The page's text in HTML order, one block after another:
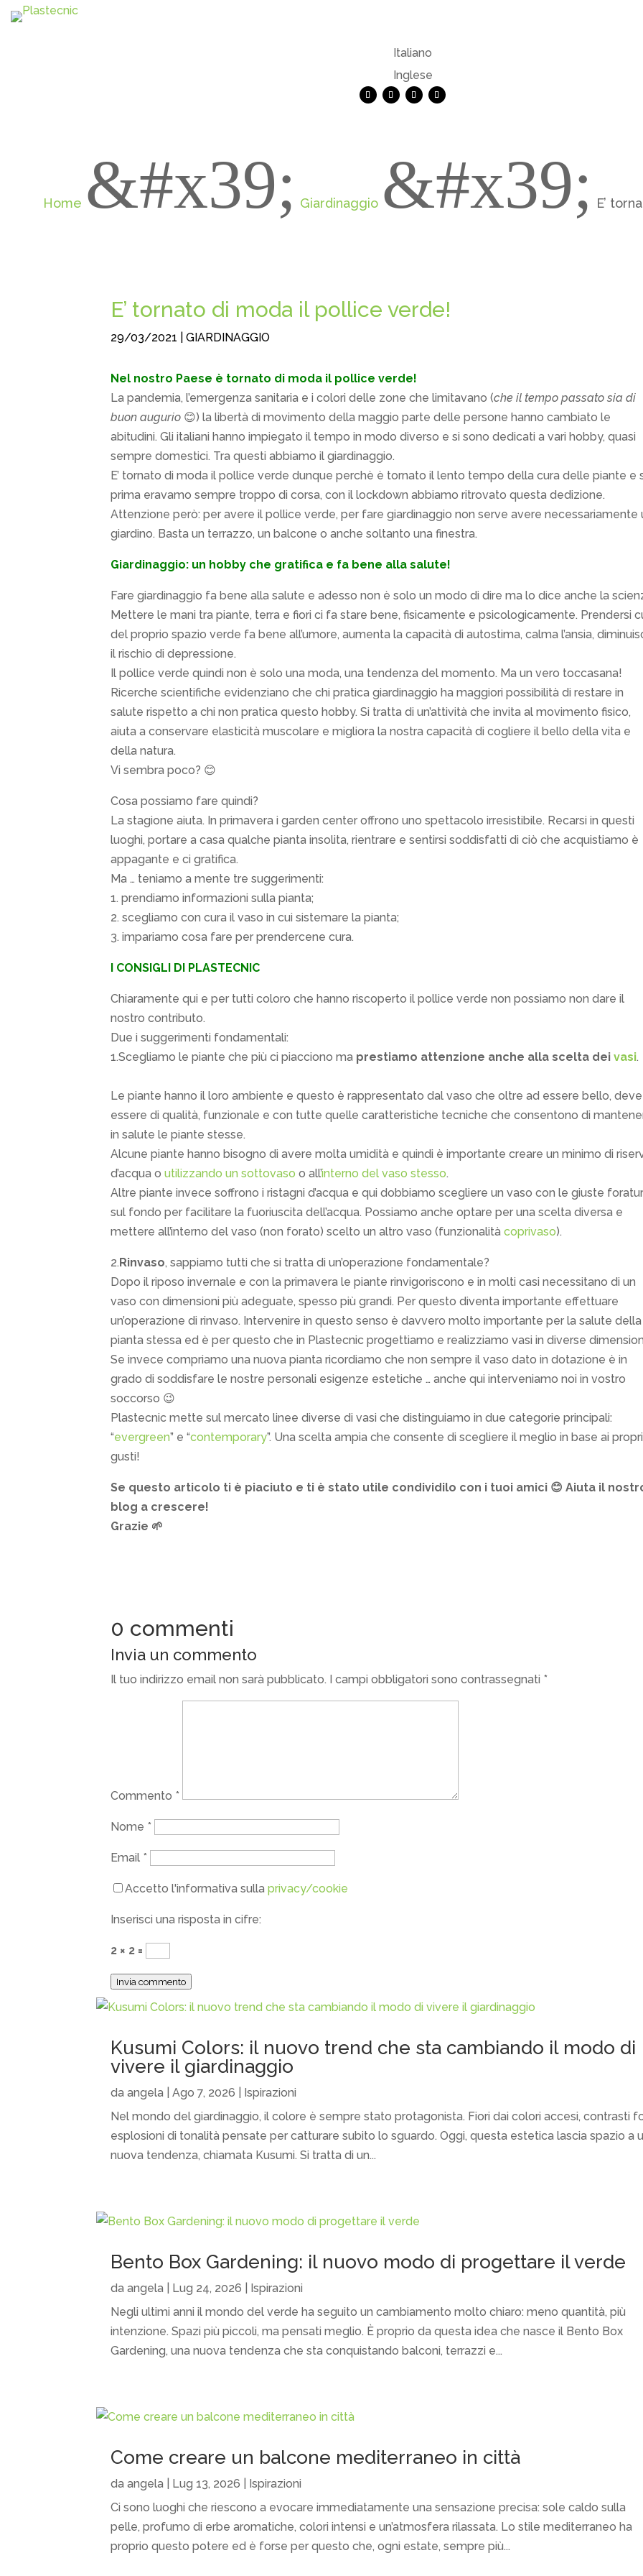
Italiano
Inglese
Home &#x39; Giardinaggio &#x39; E’
E’ tornato di moda il pollice verde!
29/03/2021 |GIARDINAGGIO
Nel nostro Paese è tornato di moda il pollice verde!
La pandemia, l’emergenza sanitaria e i colori delle zone che limitavano (che il tempo passato sia di
buon augurio 😊) la libertà di movimento della maggio parte delle persone hanno cambiato le
abitudini. Gli italiani hanno impiegato il tempo in modo diverso e si sono dedicati a vari hobby, quasi
sempre domestici. Tra questi abbiamo il giardinaggio.
E’ tornato di moda il pollice verde dunque perchè è tornato il lento tempo della cura delle piante e
prima eravamo sempre troppo di corsa, con il lockdown abbiamo ritrovato questa dedizione.
Attenzione però: per avere il pollice verde, per fare giardinaggio non serve avere necessariamente
giardino. Basta un terrazzo, un balcone o anche soltanto una finestra.
Giardinaggio: un hobby che gratifica e fa bene alla salute!
Fare giardinaggio fa bene alla salute e adesso non è solo un modo di dire ma lo dice anche la
Mettere le mani tra piante, terra e fiori ci fa stare bene, fisicamente e psicologicamente. Prendersi
del proprio spazio verde fa bene all’umore, aumenta la capacità di autostima, calma l’ansia,
il rischio di depressione.
Il pollice verde quindi non è solo una moda, una tendenza del momento. Ma un vero toccasana!
Ricerche scientifiche evidenziano che chi pratica giardinaggio ha maggiori possibilità di restare in
salute rispetto a chi non pratica questo hobby. Si tratta di un’attività che invita al movimento fisico,
aiuta a conservare elasticità muscolare e migliora la nostra capacità di cogliere il bello della vita e
della natura.
Vi sembra poco? 😊
Cosa possiamo fare quindi?
La stagione aiuta. In primavera i garden center offrono uno spettacolo irresistibile. Recarsi in questi
luoghi, portare a casa qualche pianta insolita, rientrare e sentirsi soddisfatti di ciò che acquistiamo è
appagante e ci gratifica.
Ma … teniamo a mente tre suggerimenti:
1. prendiamo informazioni sulla pianta;
2. scegliamo con cura il vaso in cui sistemare la pianta;
3. impariamo cosa fare per prendercene cura.
I CONSIGLI DI PLASTECNIC
Chiaramente qui e per tutti coloro che hanno riscoperto il pollice verde non possiamo non dare il
nostro contributo.
Due i suggerimenti fondamentali:
1.Scegliamo le piante che più ci piacciono ma prestiamo attenzione anche alla scelta deivasi.
Le piante hanno il loro ambiente e questo è rappresentato dal vaso che oltre ad essere bello, deve
essere di qualità, funzionale e con tutte quelle caratteristiche tecniche che consentono di
in salute le piante stesse.
Alcune piante hanno bisogno di avere molta umidità e quindi è importante creare un minimo di
d’acqua outilizzando un sottovaso o all’interno del vaso stesso.
Altre piante invece soffrono i ristagni d’acqua e qui dobbiamo scegliere un vaso con le giuste
sul fondo per facilitare la fuoriuscita dell’acqua. Possiamo anche optare per una scelta diversa e
mettere all’interno del vaso (non forato) scelto un altro vaso (funzionalitàcoprivaso).
2.Rinvaso, sappiamo tutti che si tratta di un’operazione fondamentale?
Dopo il riposo invernale e con la primavera le piante rinvigoriscono e in molti casi necessitano di un
vaso con dimensioni più adeguate, spesso più grandi. Per questo diventa importante effettuare
un’operazione di rinvaso. Intervenire in questo senso è davvero molto importante per la salute della
pianta stessa ed è per questo che in Plastecnic progettiamo e realizziamo vasi in diverse
Se invece compriamo una nuova pianta ricordiamo che non sempre il vaso dato in dotazione è in
grado di soddisfare le nostre personali esigenze estetiche … anche qui interveniamo noi in vostro
soccorso 😉
Plastecnic mette sul mercato linee diverse di vasi che distinguiamo in due categorie principali:
“evergreen” e “contemporary”. Una scelta ampia che consente di scegliere il meglio in base ai propri
gusti!
Se questo articolo ti è piaciuto e ti è stato utile condividilo con i tuoi amici 😊 Aiuta il
blog a crescere!
Grazie 🌱
0 commenti
Invia un commento
Il tuo indirizzo email non sarà pubblicato. I campi obbligatori sono contrassegnati *
Commento *
Nome *
Email *
Accetto l'informativa sullaprivacy/cookie
Inserisci una risposta in cifre:
2 × 2 =
Invia commento
Kusumi Colors: il nuovo trend che sta cambiando il modo di
vivere il giardinaggio
daangela |Ago 7, 2026
Ispirazioni
Nel mondo del giardinaggio, il colore è sempre stato protagonista. Fiori dai colori accesi, contrasti
esplosioni di tonalità pensate per catturare subito lo sguardo. Oggi, questa estetica lascia spazio a
nuova tendenza, chiamata Kusumi. Si tratta di un...
Bento Box Gardening: il nuovo modo di progettare il verde
daangela Lug 24, 2026
Ispirazioni
Negli ultimi anni il mondo del verde ha seguito un cambiamento molto chiaro: meno quantità, più
intenzione. Spazi più piccoli, ma pensati meglio. È proprio da questa idea che nasce il Bento Box
Gardening, una nuova tendenza che sta conquistando balconi, terrazzi e...
Come creare un balcone mediterraneo in città
daangela Lug 13, 2026
Ispirazioni
Ci sono luoghi che riescono a evocare immediatamente una sensazione precisa: sole caldo sulla
pelle, profumo di erbe aromatiche, colori intensi e un’atmosfera rilassata. Lo stile mediterraneo ha
proprio questo potere ed è forse per questo che, ogni estate, sempre più...